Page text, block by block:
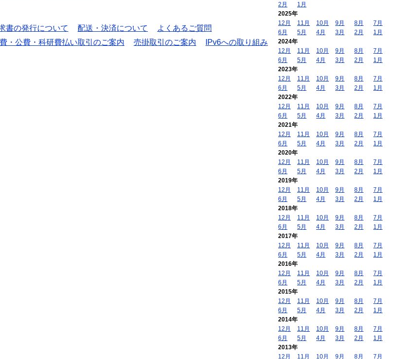
書の発行について 配送・決済について
よくあるご質問
・公費・科研費払い取引のご案内 売掛取引のご案内
IPv6への取り組み
2月
1月
2025年
12月
11月 10月 9月 8月
7月
6月
5月 4月 3月 2月
1月
2024年
12月
11月 10月 9月 8月
7月
6月
5月 4月 3月 2月
1月
2023年
12月
11月 10月 9月 8月
7月
6月
5月 4月 3月 2月
1月
2022年
12月
11月 10月 9月 8月
7月
6月
5月 4月 3月 2月
1月
2021年
12月
11月 10月 9月 8月
7月
6月
5月 4月 3月 2月
1月
2020年
12月
11月 10月 9月 8月
7月
6月
5月 4月 3月 2月
1月
2019年
12月
11月 10月 9月 8月
7月
6月
5月 4月 3月 2月
1月
2018年
12月
11月 10月 9月 8月
7月
6月
5月 4月 3月 2月
1月
2017年
12月
11月 10月 9月 8月
7月
6月
5月 4月 3月 2月
1月
2016年
12月
11月 10月 9月 8月
7月
6月
5月 4月 3月 2月
1月
2015年
12月
11月 10月 9月 8月
7月
6月
5月 4月 3月 2月
1月
2014年
12月
11月 10月 9月 8月
7月
6月
5月 4月 3月 2月
1月
2013年
12月
11月 10月 9月 8月 7月